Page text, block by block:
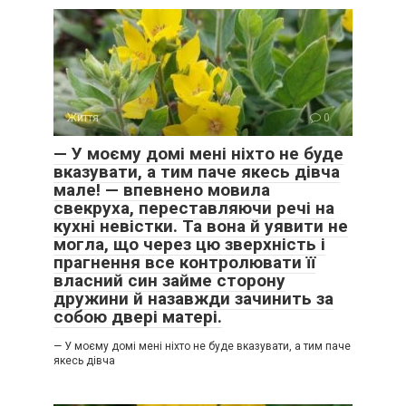
Життя 0
— У моєму домі мені ніхто не буде
вказувати, а тим паче якесь дівча
мале! — впевнено мовила
свекруха, переставляючи речі на
кухні невістки. Та вона й уявити не
могла, що через цю зверхність і
прагнення все контролювати її
власний син займе сторону
дружини й назавжди зачинить за
собою двері матері.
— У моєму домі мені ніхто не буде вказувати, а тим паче
якесь дівча